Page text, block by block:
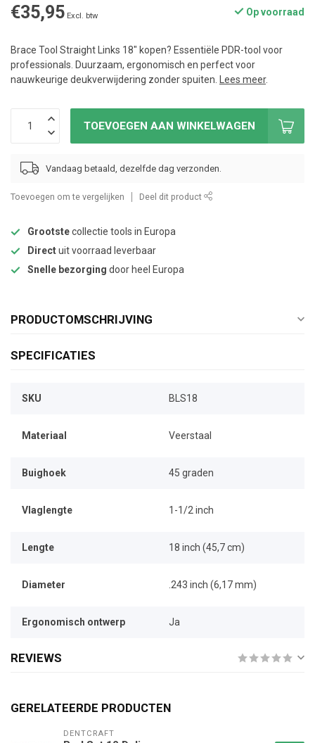
€35,95 Excl. btw Op voorraad
Brace Tool Straight Links 18" kopen? Essentiële PDR-tool voor
professionals. Duurzaam, ergonomisch en perfect voor
nauwkeurige deukverwijdering zonder spuiten.
Lees meer.
TOEVOEGEN AAN WINKELWAGEN
Vandaag betaald, dezelfde dag verzonden.
Toevoegen om te vergelijken Deel dit product
Grootstecollectie tools in Europa
Directuit voorraad leverbaar
Snelle bezorging door heel Europa
PRODUCTOMSCHRIJVING
SPECIFICATIES
SKU BLS18
Materiaal Veerstaal
Buighoek 45 graden
Vlaglengte 1-1/2 inch
Lengte 18 inch (45,7 cm)
Diameter .243 inch (6,17 mm)
Ergonomisch ontwerp Ja
REVIEWS
GERELATEERDE PRODUCTEN
DENTCRAFT